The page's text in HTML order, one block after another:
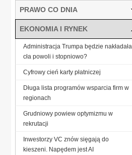
PRAWO CO DNIA
EKONOMIA I RYNEK
Administracja Trumpa będzie nakładała
cła powoli i stopniowo?
Cyfrowy cień karty płatniczej
Długa lista programów wsparcia firm w
regionach
Grudniowy powiew optymizmu w
rekrutacji
Inwestorzy VC znów sięgają do
kieszeni. Napędem jest AI